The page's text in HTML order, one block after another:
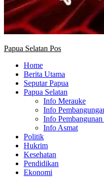
Papua Selatan Pos
Home
Berita Utama
Seputar Papua
Papua Selatan
Info Merauke
Info
Info
Info Asmat
Politik
Hukrim
Kesehatan
Pendidikan
Ekonomi